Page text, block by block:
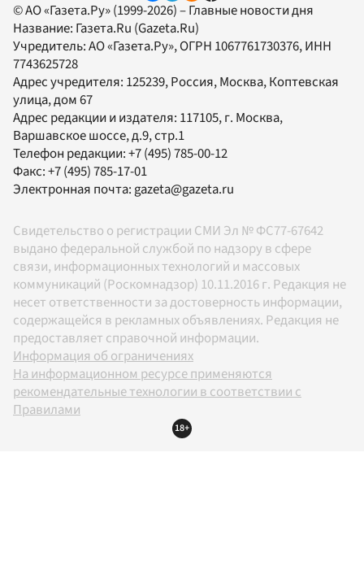
© АО «Газета.Ру» (1999-2026) – Главные новости дня
Название: Газета.Ru (Gazeta.Ru)
Учредитель:АО «Газета.Ру», ОГРН 1067761730376, ИНН
7743625728
Адрес учредителя: 125239, Россия, Москва, Коптевская
улица, дом 67
Адрес редакции и издателя: 117105, г. Москва,
Варшавское шоссе, д.9, стр.1
Телефон редакции:+7 (495) 785-00-12
Факс:+7 (495) 785-17-01
Электронная почта:gazeta@gazeta.ru
Свидетельство о регистрации СМИ Эл № ФС77-67642
выдано федеральной службой по надзору в сфере
связи, информационных технологий и массовых
коммуникаций (Роскомнадзор) 10.11.2016 г. Редакция не
несет ответственности за достоверность информации,
содержащейся в рекламных объявлениях. Редакция не
предоставляет справочной информации.
Информация об ограничениях
На информационном ресурсе применяются
рекомендательные технологии в соответствии с
Правилами
18+